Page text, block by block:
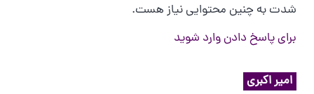
شدت به چنین محتوایی نیاز هست.
برای پاسخ دادن وارد شوید
امیر اکبری